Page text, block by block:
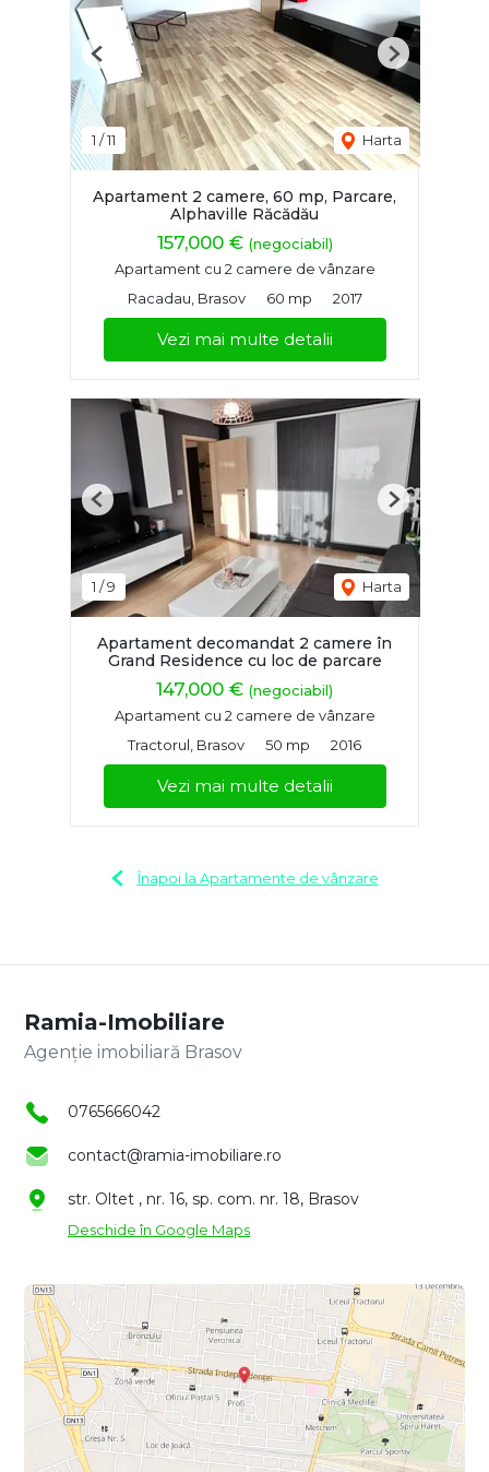
1 /11 Harta
Previous Next
Apartament 2 camere, 60 mp, Parcare,
Alphaville Răcădău
157,000 € (negociabil)
Apartament cu 2 camere de vânzare
Racadau, Brasov
60 mp 2017
Vezi mai multe detalii
1 /9 Harta
Previous Next
Apartament decomandat 2 camere în
Grand Residence cu loc de parcare
147,000 € (negociabil)
Apartament cu 2 camere de vânzare
Tractorul, Brasov
50 mp 2016
Vezi mai multe detalii
Înapoi la Apartamente de vânzare
Ramia-Imobiliare
Agenție imobiliară Brasov
0765666042
contact@ramia-imobiliare.ro
str. Oltet , nr. 16, sp. com. nr. 18, Brasov
Deschide în Google Maps